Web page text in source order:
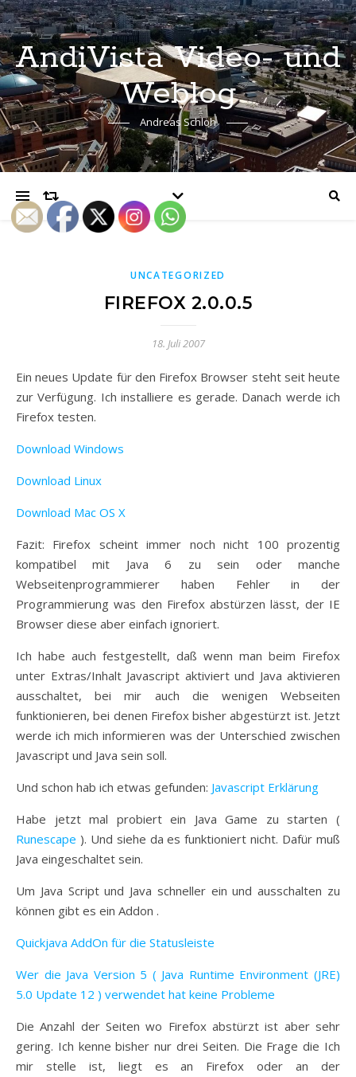
AndiVista Video- und
Weblog
Andreas Schloh
UNCATEGORIZED
FIREFOX 2.0.0.5
18. Juli 2007
Ein neues Update für den Firefox Browser steht seit heute
zur Verfügung. Ich installiere es gerade. Danach werde ich
Firefox testen.
Download Windows
Download Linux
Download Mac OS X
Fazit: Firefox scheint immer noch nicht 100 prozentig
kompatibel mit Java 6 zu sein oder manche
Webseitenprogrammierer haben Fehler in der
Programmierung was den Firefox abstürzen lässt, der IE
Browser diese aber einfach ignoriert.
Ich habe auch festgestellt, daß wenn man beim Firefox
unter Extras/Inhalt Javascript aktiviert und Java aktivieren
ausschaltet, bei mir auch die wenigen Webseiten
funktionieren, bei denen Firefox bisher abgestürzt ist. Jetzt
werde ich mich informieren was der Unterschied zwischen
Javascript und Java sein soll.
Und schon hab ich etwas gefunden: Javascript Erklärung
Habe jetzt mal probiert ein Java Game zu starten (
Runescape ). Und siehe da es funktioniert nicht. Dafür muß
Java eingeschaltet sein.
Um Java Script und Java schneller ein und ausschalten zu
können gibt es ein Addon .
Quickjava AddOn für die Statusleiste
Wer die Java Version 5 ( Java Runtime Environment (JRE)
5.0 Update 12 ) verwendet hat keine Probleme
Die Anzahl der Seiten wo Firefox abstürzt ist aber sehr
gering. Ich kenne bisher nur drei Seiten. Die Frage die Ich
mir stelle ist, liegt es an Firefox oder an der